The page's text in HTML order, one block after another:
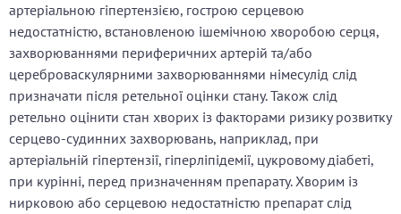
артеріальною гіпертензією, гострою серцевою
недостатністю, встановленою ішемічною хворобою серця,
захворюваннями периферичних артерій та/або
цереброваскулярними захворюваннями німесулід слід
призначати після ретельної оцінки стану. Також слід
ретельно оцінити стан хворих із факторами ризику розвитку
серцево-судинних захворювань, наприклад, при
артеріальній гіпертензії, гіперліпідемії, цукровому діабеті,
при курінні, перед призначенням препарату. Хворим із
нирковою або серцевою недостатністю препарат слід